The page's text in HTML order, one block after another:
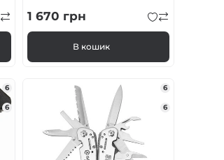
1 670 грн
В кошик
6
6
6
6